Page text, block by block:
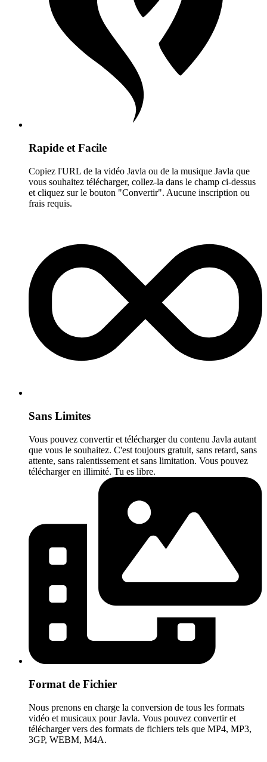
Rapide et Facile
Copiez l'URL de la vidéo Javla ou de la musique Javla que
vous souhaitez télécharger, collez-la dans le champ ci-dessus
et cliquez sur le bouton "Convertir". Aucune inscription ou
frais requis.
Sans Limites
Vous pouvez convertir et télécharger du contenu Javla autant
que vous le souhaitez. C'est toujours gratuit, sans retard, sans
attente, sans ralentissement et sans limitation. Vous pouvez
télécharger en illimité. Tu es libre.
Format de Fichier
Nous prenons en charge la conversion de tous les formats
vidéo et musicaux pour Javla. Vous pouvez convertir et
télécharger vers des formats de fichiers tels que MP4, MP3,
3GP, WEBM, M4A.